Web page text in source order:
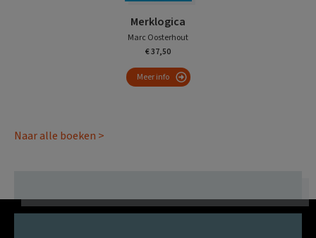
Merklogica
Marc Oosterhout
€ 37,50
Meer info
Naar alle boeken >